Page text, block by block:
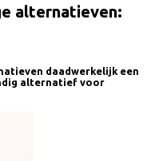
alternatieven:
daadwerkelijk
alternatief voor